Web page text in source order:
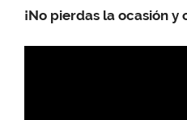
¡No pierdas la ocasión y